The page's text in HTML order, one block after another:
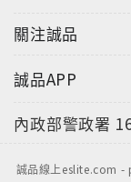
關注誠品
誠品APP
內政部警政署
誠品線上eslite.com -